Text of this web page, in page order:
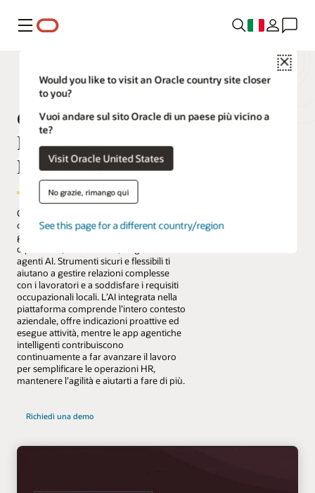
Menu
Close
Would you like to visit an Oracle country site closer
to you?
Vuoi andare sul sito Oracle di un paese più vicino a
te?
Visit Oracle United States
No grazie, rimango qui
See this page for a different country/region
Oracle Human
Resources
Foundation
Oracle Human Resources Foundation
offre un unico sistema unificato per
gestire una forza lavoro globale:
dipendenti, collaboratori, stagisti e
agenti AI. Strumenti sicuri e flessibili ti
aiutano a gestire relazioni complesse
con i lavoratori e a soddisfare i requisiti
occupazionali locali. L’AI integrata nella
piattaforma comprende l’intero contesto
aziendale, offre indicazioni proattive ed
esegue attività, mentre le app agentiche
intelligenti contribuiscono
continuamente a far avanzare il lavoro
per semplificare le operazioni HR,
mantenere l’agilità e aiutarti a fare di più.
Richiedi una demo